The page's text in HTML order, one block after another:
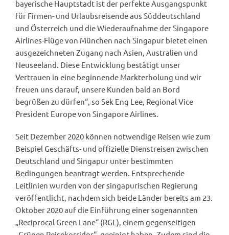
bayerische Hauptstadt ist der perfekte Ausgangspunkt
für Firmen- und Urlaubsreisende aus Süddeutschland
und Österreich und die Wiederaufnahme der Singapore
Airlines-Flüge von München nach Singapur bietet einen
ausgezeichneten Zugang nach Asien, Australien und
Neuseeland. Diese Entwicklung bestätigt unser
Vertrauen in eine beginnende Markterholung und wir
freuen uns darauf, unsere Kunden bald an Bord
begrüßen zu dürfen“, so Sek Eng Lee, Regional Vice
President Europe von Singapore Airlines.
Seit Dezember 2020 können notwendige Reisen wie zum
Beispiel Geschäfts- und offizielle Dienstreisen zwischen
Deutschland und Singapur unter bestimmten
Bedingungen beantragt werden. Entsprechende
Leitlinien wurden von der singapurischen Regierung
veröffentlicht, nachdem sich beide Länder bereits am 23.
Oktober 2020 auf die Einführung einer sogenannten
„Reciprocal Green Lane“ (RGL), einem gegenseitigen